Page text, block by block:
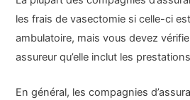
les frais de vasectomie si celle-ci
ambulatoire, mais vous devez
assureur qu’elle inclut les
En général, les compagnies